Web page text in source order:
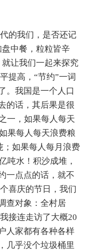
的我们，是否还记
中餐，粒粒皆辛
让我们一起来探究
提高，“节约”一词
。我国是一个人口
的话，其后果是很
一，如果每人每天
果每人每天浪费粮
；如果每人每月浪费
吨水！积沙成堆，
一点点的话，就不
喜庆的节日，我们
查对象：全村居
接连走访了大概20
人家都有各种各样
几乎没个垃圾桶里